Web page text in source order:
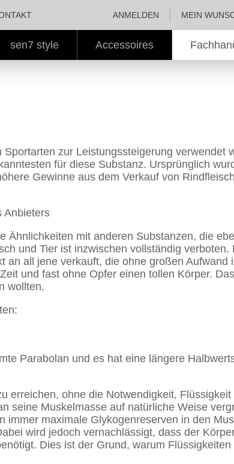
zur Leistungssteigerung verwendet
für diese Substanz. Ursprünglich
Gewinne aus dem Verkauf von
Anbieters
Ähnlichkeiten mit anderen Substanzen, die
und Tier ist inzwischen vollständig verboten.
an all jene verkauft, die ohne großen Aufwand
und fast ohne Opfer einen tollen Körper.
wollten.
Parabolan und es hat eine längere
erreichen, ohne die Notwendigkeit, Flüssigkeit
seine Muskelmasse auf natürliche Weise
maximale Glykogenreserven in den
wird jedoch vernachlässigt, dass der
Dies ist der Grund, warum Flüssigkeiten
Duft
sen7 style Accessoires
ANMELDEN MEIN